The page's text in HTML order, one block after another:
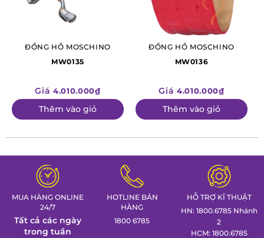
ĐỒNG HỒ MOSCHINO
MW0135
Giá 4.010.000₫
Thêm vào giỏ
ĐỒNG HỒ MOSCHINO
MW0136
Giá 4.010.000₫
Thêm vào giỏ
MUA HÀNG ONLINE
24/7
Tất cả các ngày
trong tuần
HOTLINE BÁN
HÀNG
1800 6785
HỖ TRỢ KĨ THUẬT
HN: 1800.6785 Nhánh
2
HCM: 1800.6785